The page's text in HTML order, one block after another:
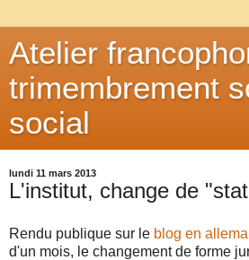
Atelier
trimembrement
social
lundi 11 mars 2013
L'institut, change de
Rendu publique sur le blog en
d'un mois, le changement de forme